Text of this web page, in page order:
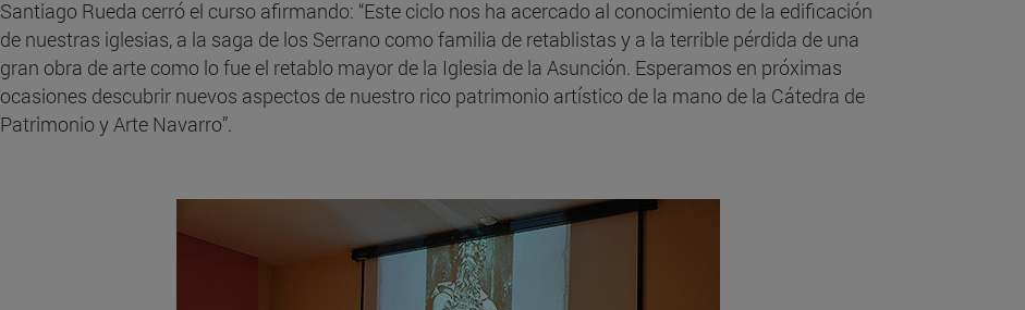
Santiago Rueda cerró el curso afirmando: “Este ciclo nos ha acercado al conocimiento de la edificación
de nuestras iglesias, a la saga de los Serrano como familia de retablistas y a la terrible pérdida de una
gran obra de arte como lo fue el retablo mayor de la Iglesia de la Asunción. Esperamos en próximas
ocasiones descubrir nuevos aspectos de nuestro rico patrimonio artístico de la mano de la Cátedra de
Patrimonio y Arte Navarro”.